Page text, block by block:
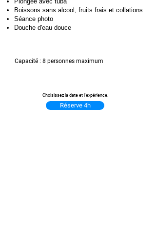
Boissons sans alcool, fruits frais et collations
Séance photo
Douche d'eau douce
Capacité : 8 personnes maximum
Choisissez la date et l'expérience.
Réserve 4h